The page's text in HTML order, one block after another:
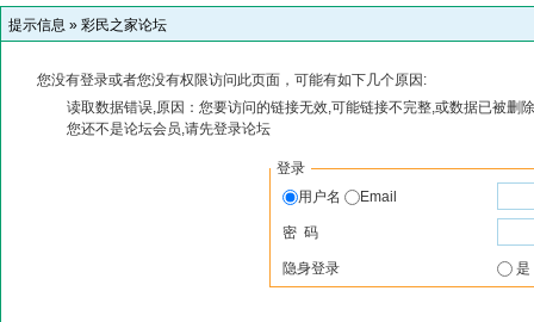
提示信息 » 彩民之家论坛
您没有登录或者您没有权限访问此页面，可能有如下几个原因:
读取数据错误,原因：您要访问的链接无效,可能链接不完整,或数据已被删
您还不是论坛会员,请先登录论坛
登录
用户名
Email
密 码
隐身登录